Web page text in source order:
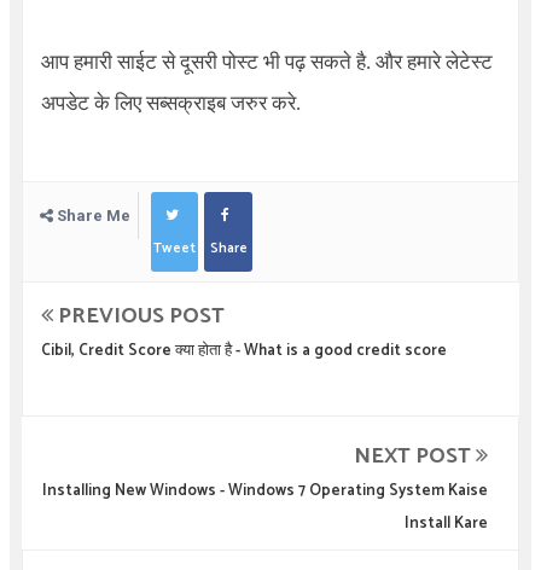
आप हमारी साईट से दूसरी पोस्ट भी पढ़ सकते है. और हमारे लेटेस्ट
अपडेट के लिए सब्सक्राइब जरुर करे.
Share Me
Tweet Share
PREVIOUS POST
Cibil, Credit Score क्या होता है - What is a good credit score
NEXT POST
Installing New Windows - Windows 7 Operating System Kaise
Install Kare